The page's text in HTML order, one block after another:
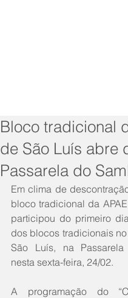
Bloco tradicional
de São Luís abre
Passarela do
Em clima de
bloco tradicional da
participou do primeiro
dos blocos tradicionais
São Luís, na
nesta sexta-feira, 24/02.
A programação do